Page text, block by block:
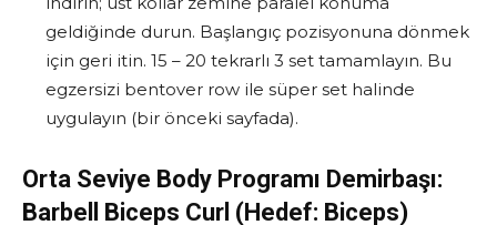
geldiğinde durun. Başlangıç pozisyonuna dönmek
için geri itin. 15 – 20 tekrarlı 3 set tamamlayın. Bu
egzersizi bentover row ile süper set halinde
uygulayın (bir önceki sayfada).
Orta Seviye Body Programı Demirbaşı:
Barbell Biceps Curl (Hedef: Biceps)